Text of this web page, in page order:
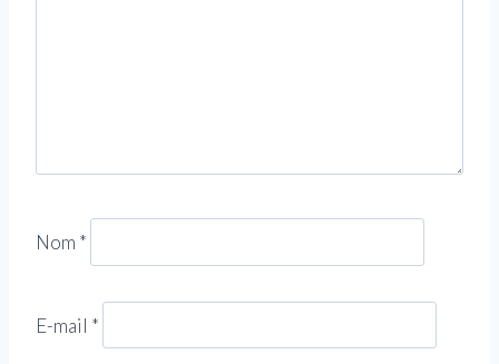
Nom *
E-mail *